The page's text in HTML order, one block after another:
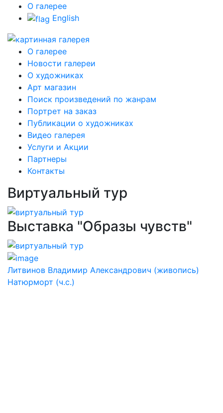
О галерее
English
О галерее
Новости галереи
О художниках
Арт магазин
Поиск произведений по жанрам
Портрет на заказ
Публикации о художниках
Видео галерея
Услуги и Акции
Партнеры
Контакты
Виртуальный тур
Выставка "Образы чувств"
Литвинов Владимир Александрович (живопись)
Натюрморт (ч.с.)